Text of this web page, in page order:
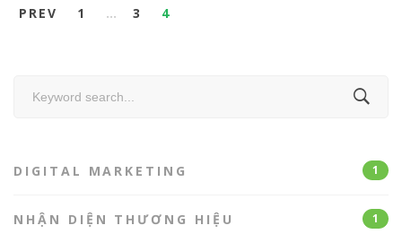
PREV 1 … 3 4
DIGITAL MARKETING 1
NHẬN DIỆN THƯƠNG HIỆU 1